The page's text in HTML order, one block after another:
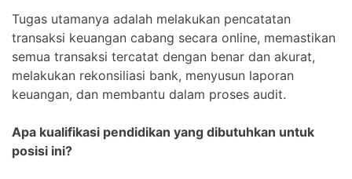
Tugas utamanya adalah melakukan pencatatan
transaksi keuangan cabang secara online, memastikan
semua transaksi tercatat dengan benar dan akurat,
melakukan rekonsiliasi bank, menyusun laporan
keuangan, dan membantu dalam proses audit.
Apa kualifikasi pendidikan yang dibutuhkan untuk
posisi ini?